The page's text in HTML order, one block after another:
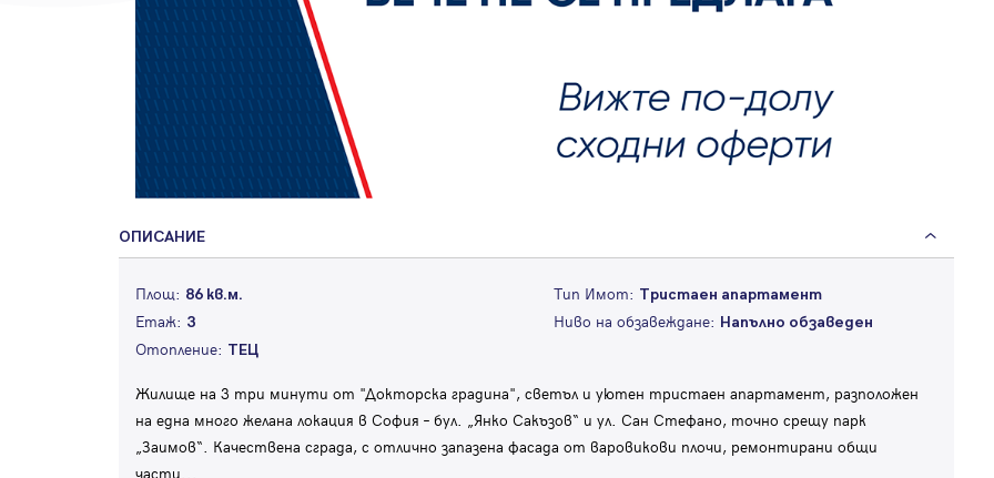
ОПИСАНИЕ
Площ: 86 кв.м. Тип Имот: Тристаен апартамент
Етаж: 3 Ниво на обзавеждане: Напълно обзаведен
Отопление: ТЕЦ
Жилище на 3 три минути от "Докторска градина", светъл и уютен тристаен апартамент, разположен
на една много желана локация в София – бул. „Янко Сакъзов“ и ул. Сан Стефано, точно срещу парк
„Заимов“. Качествена сграда, с отлично запазена фасада от варовикови плочи, ремонтирани общи
части...